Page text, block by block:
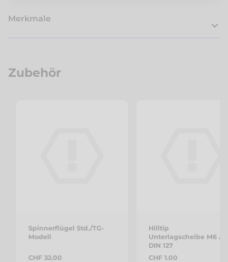
Zubehör
Spinnerflügel Std./TG-
Modell
CHF 32.00
Hilltip
Unterlagscheibe M6 A4
DIN 127
CHF 1.00
Merkmale